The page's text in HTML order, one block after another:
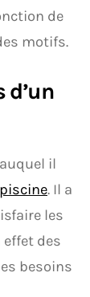
de
motifs.
d’un
il
. Il a
les
effet des
besoins